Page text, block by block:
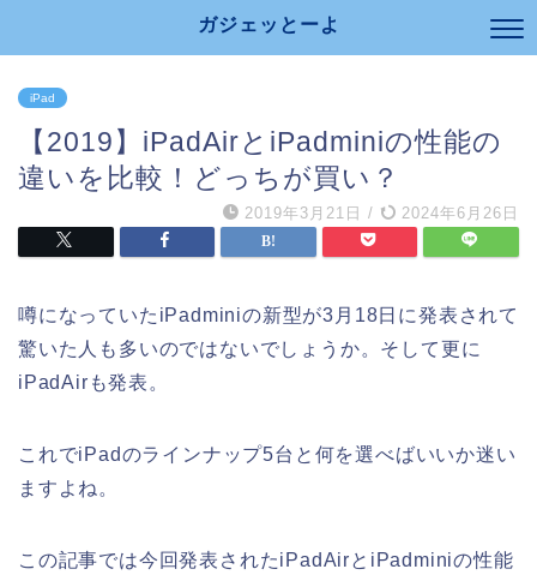
ガジェッとーよ
iPad
【2019】iPadAirとiPadminiの性能の
違いを比較！どっちが買い？
2019年3月21日 / 2024年6月26日
噂になっていたiPadminiの新型が3月18日に発表されて
驚いた人も多いのではないでしょうか。そして更に
iPadAirも発表。
これでiPadのラインナップ5台と何を選べばいいか迷い
ますよね。
この記事では今回発表されたiPadAirとiPadminiの性能